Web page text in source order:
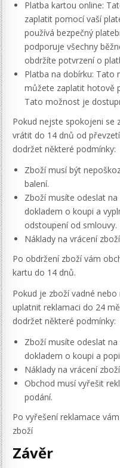
Platba kartou online:
zaplatit pomocí vaší
používá bezpečný
podporuje všechny
obdržíte potvrzení o
Platba na dobírku: Tato
můžete zaplatit hotově
Tato možnost je
Pokud nejste spokojeni se
vrátit do 14 dnů od
dodržet některé podmínky:
Zboží musí být
balení.
Zboží musíte odeslat
dokladem o koupi a
odstoupení od smlouvy.
Náklady na vrácení
Po obdržení zboží vám
kartu do 14 dnů.
Pokud je zboží vadné
uplatnit reklamaci do 24
dodržet některé podmínky:
Zboží musíte odeslat
dokladem o koupi a
Náklady na vrácení
Obchod musí vyřešit
podání.
Po vyřešení reklamace
zboží
Závěr